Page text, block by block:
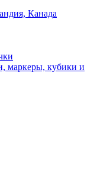
Канада
маркеры, кубики и